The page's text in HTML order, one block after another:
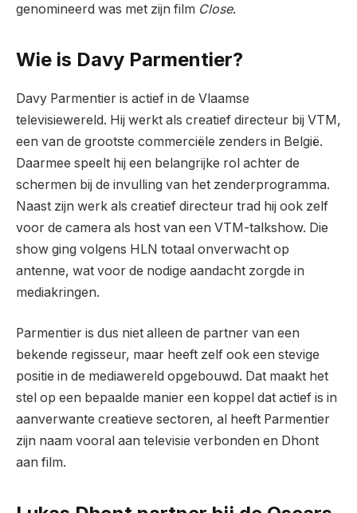
genomineerd was met zijn film Close.
Wie is Davy Parmentier?
Davy Parmentier is actief in de Vlaamse
televisiewereld. Hij werkt als creatief directeur bij VTM,
een van de grootste commerciële zenders in België.
Daarmee speelt hij een belangrijke rol achter de
schermen bij de invulling van het zenderprogramma.
Naast zijn werk als creatief directeur trad hij ook zelf
voor de camera als host van een VTM-talkshow. Die
show ging volgens HLN totaal onverwacht op
antenne, wat voor de nodige aandacht zorgde in
mediakringen.
Parmentier is dus niet alleen de partner van een
bekende regisseur, maar heeft zelf ook een stevige
positie in de mediawereld opgebouwd. Dat maakt het
stel op een bepaalde manier een koppel dat actief is in
aanverwante creatieve sectoren, al heeft Parmentier
zijn naam vooral aan televisie verbonden en Dhont
aan film.